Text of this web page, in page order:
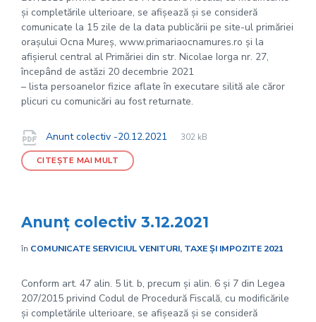
și completările ulterioare, se afișează și se consideră
comunicate la 15 zile de la data publicării pe site-ul primăriei
orașului Ocna Mureș, www.primariaocnamures.ro și la
afișierul central al Primăriei din str. Nicolae Iorga nr. 27,
începând de astăzi 20 decembrie 2021
– lista persoanelor fizice aflate în executare silită ale căror
plicuri cu comunicări au fost returnate.
Documente
Anunt colectiv -20.12.2021
File
pdf
File
302 kB
CITEȘTE MAI MULT
Anunț colectiv 3.12.2021
în COMUNICATE SERVICIUL VENITURI, TAXE ȘI IMPOZITE 2021
Conform art. 47 alin. 5 lit. b, precum și alin. 6 și 7 din Legea
207/2015 privind Codul de Procedură Fiscală, cu modificările
și completările ulterioare, se afișează și se consideră